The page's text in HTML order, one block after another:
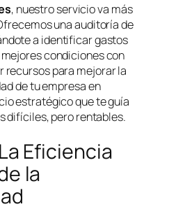
, nuestro servicio va más
una auditoría de
a identificar gastos
condiciones con
recursos para mejorar la
de tu empresa en
estratégico que te guía
difíciles, pero rentables.
Eficiencia
la